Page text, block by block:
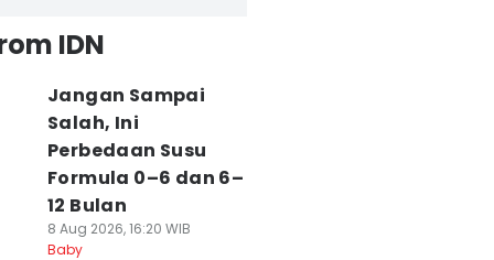
IDN
Jangan Sampai
Salah, Ini
Perbedaan Susu
Formula 0–6 dan 6–
12 Bulan
8 Aug 2026, 16:20 WIB
Baby